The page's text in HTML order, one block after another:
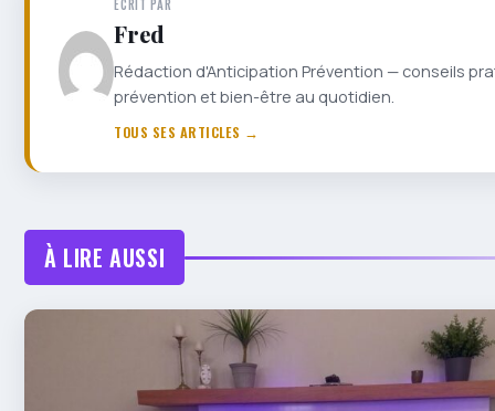
ÉCRIT PAR
Fred
Rédaction d'Anticipation Prévention — conseils
prévention et bien-être au quotidien.
TOUS SES ARTICLES →
À LIRE AUSSI